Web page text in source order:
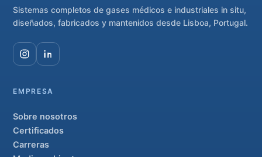
Sistemas completos de gases médicos e industriales in situ,
diseñados, fabricados y mantenidos desde Lisboa, Portugal.
EMPRESA
Sobre nosotros
Certificados
Carreras